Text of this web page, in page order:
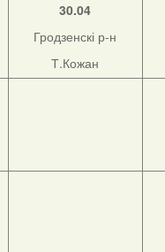
30.04
Гродзенскі р-н
Т.Кожан